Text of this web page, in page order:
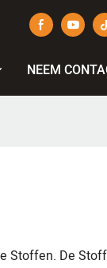
NEEM
Stoffen. De